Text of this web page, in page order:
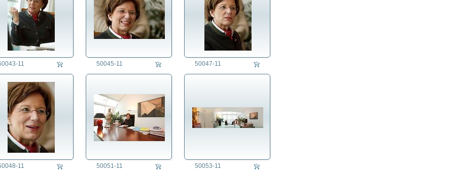
11 50045-11 50047-11
11 50051-11 50053-11